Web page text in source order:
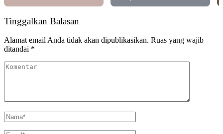
Tinggalkan Balasan
Alamat email Anda tidak akan dipublikasikan. Ruas yang wajib
ditandai *